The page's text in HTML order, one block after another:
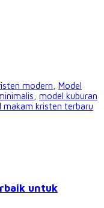
modern Model
model kuburan
makam kristen terbaru
untuk